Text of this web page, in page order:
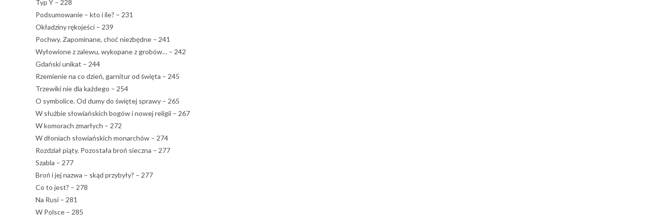
Typ Y – 228
Podsumowanie – kto i ile? – 231
Okładziny rękojeści – 239
Pochwy. Zapominane, choć niezbędne – 241
Wyłowione z zalewu, wykopane z grobów… – 242
Gdański unikat – 244
Rzemienie na co dzień, garnitur od święta – 245
Trzewiki nie dla każdego – 254
O symbolice. Od dumy do świętej sprawy – 265
W służbie słowiańskich bogów i nowej religii – 267
W komorach zmarłych – 272
W dłoniach słowiańskich monarchów – 274
Rozdział piąty. Pozostała broń sieczna – 277
Szabla – 277
Broń i jej nazwa – skąd przybyły? – 277
Co to jest? – 278
Na Rusi – 281
W Polsce – 285